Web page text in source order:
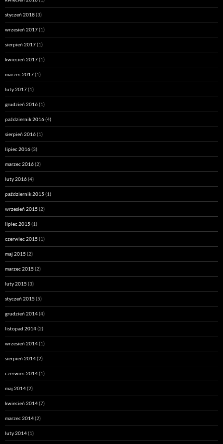
styczeń 2018(3)
wrzesień 2017(1)
sierpień 2017(1)
kwiecień 2017(1)
marzec 2017(1)
luty 2017(1)
grudzień 2016(1)
październik 2016(4)
sierpień 2016(1)
lipiec 2016(3)
marzec 2016(2)
luty 2016(4)
październik 2015 (1)
wrzesień 2015 (2)
lipiec 2015 (1)
czerwiec 2015 (1)
maj 2015 (2)
marzec 2015 (2)
luty 2015 (3)
styczeń 2015 (5)
grudzień 2014(4)
listopad 2014(2)
wrzesień 2014(1)
sierpień 2014(2)
czerwiec 2014(1)
maj 2014(2)
kwiecień 2014(7)
marzec 2014(2)
luty 2014(1)